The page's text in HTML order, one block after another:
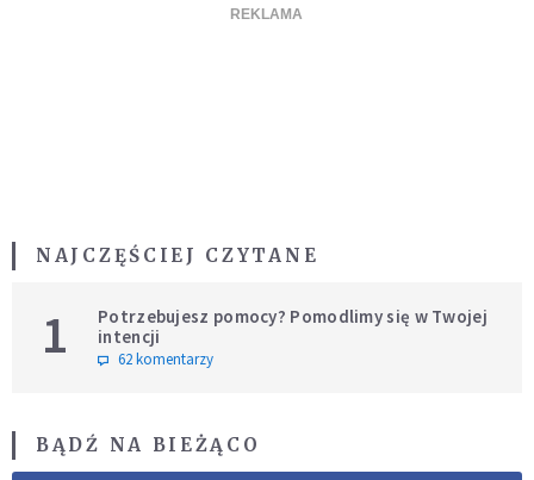
NAJCZĘŚCIEJ CZYTANE
1
Potrzebujesz pomocy? Pomodlimy się w Twojej
intencji
62 komentarzy
BĄDŹ NA BIEŻĄCO